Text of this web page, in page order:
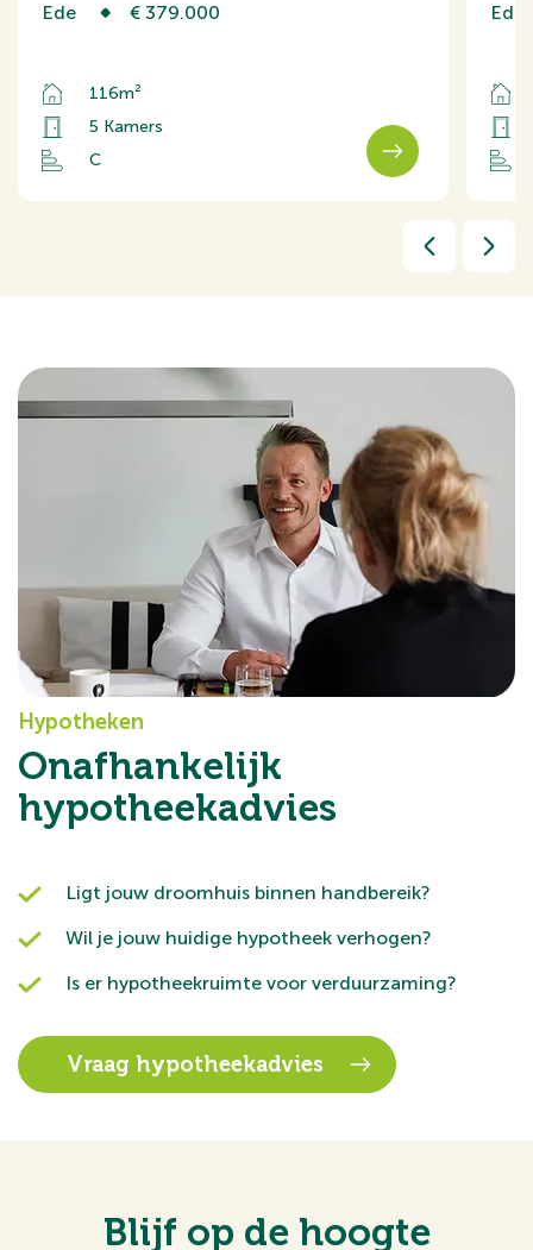
Ede € 379.000
116m²
5 Kamers
C
Ede
Hypotheken
Onafhankelijk
hypotheekadvies
Ligt jouw droomhuis binnen handbereik?
Wil je jouw huidige hypotheek verhogen?
Is er hypotheekruimte voor verduurzaming?
Vraag hypotheekadvies
Blijf op de hoogte